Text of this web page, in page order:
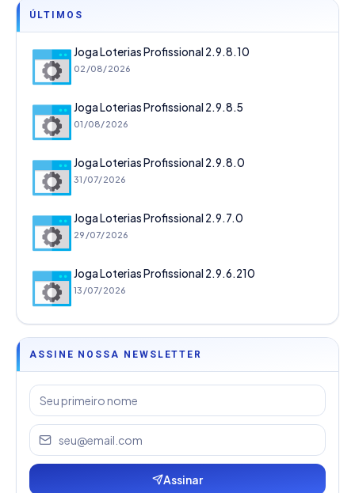
ÚLTIMOS
Joga Loterias Profissional 2.9.8.10
02/08/2026
Joga Loterias Profissional 2.9.8.5
01/08/2026
Joga Loterias Profissional 2.9.8.0
31/07/2026
Joga Loterias Profissional 2.9.7.0
29/07/2026
Joga Loterias Profissional 2.9.6.210
13/07/2026
ASSINE NOSSA NEWSLETTER
Assinar